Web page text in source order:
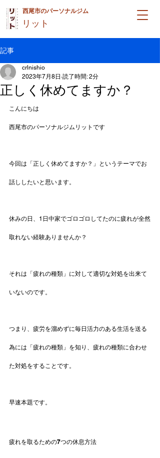
西尾市のパーソナルジム
リット
記事
正しく休めてますか？
crlnishio
2023年7月8日 読了時間: 2分
こんにちは
西尾市のパーソナルジムリットです
今回は「正しく休めてますか？」というテーマでお
話ししたいと思います。
休みの日、1日中家でゴロゴロしてたのに疲れが全然
取れない経験ありませんか？
それは「疲れの種類」に対して適切な対処を出来て
いないのです。
つまり、疲労を溜めずに毎日活力のある生活を送る
為には「疲れの種類」を知り、疲れの種類に合わせ
た対処をすることです。
早速本題です。
疲れを取るための7つの休息方法